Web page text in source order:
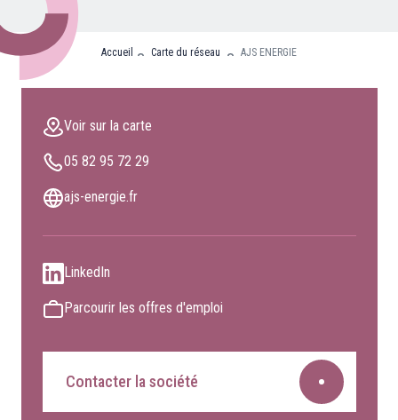
Clients professionnels
Accueil Carte du réseau AJS ENERGIE
Voir sur la carte
05 82 95 72 29
ajs-energie.fr
LinkedIn
Parcourir les offres d'emploi
Contacter la société